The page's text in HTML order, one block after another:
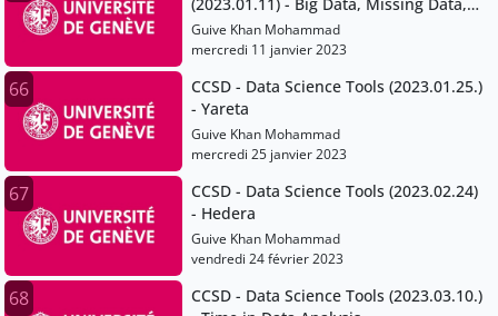
and everything in between
Guive Khan Mohammad
mercredi 11 janvier 2023
66
CCSD - Data Science Tools (2023.01.25.)
- Yareta
Guive Khan Mohammad
mercredi 25 janvier 2023
67
CCSD - Data Science Tools (2023.02.24)
- Hedera
Guive Khan Mohammad
vendredi 24 février 2023
68
CCSD - Data Science Tools (2023.03.10.)